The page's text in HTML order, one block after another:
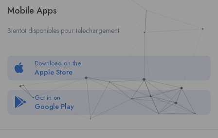
Mobile Apps
Bientot disponibles pour telechargement
Download on the
Apple Store
Get in on
Google Play